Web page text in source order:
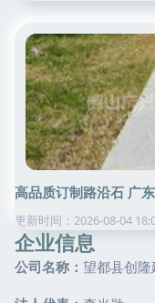
高品质订制路沿石 广
更新时间：2026-08-04
企业信息
公司名称： 望都县创